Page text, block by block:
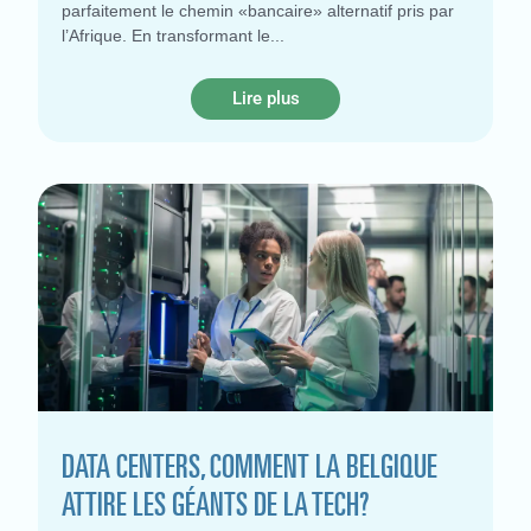
parfaitement le chemin «bancaire» alternatif pris par
l’Afrique. En transformant le
Lire plus
DATA CENTERS, COMMENT LA BELGIQUE
ATTIRE LES GÉANTS DE LA TECH?